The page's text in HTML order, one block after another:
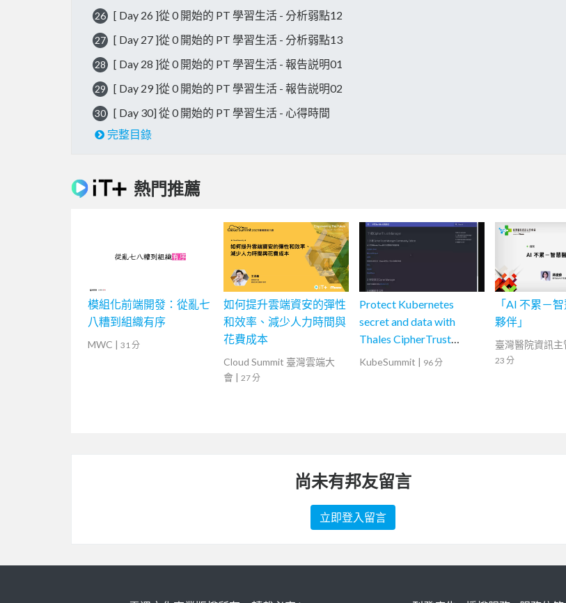
26 [ Day 26 ]從 0 開始的 PT 學習生活 - 分析弱點12
27 [ Day 27 ]從 0 開始的 PT 學習生活 - 分析弱點13
28 [ Day 28 ]從 0 開始的 PT 學習生活 - 報告説明01
29 [ Day 29 ]從 0 開始的 PT 學習生活 - 報告説明02
30
[ Day 30] 從 0 開始的 PT 學習生活 - 心得時間
完整目錄
熱門推薦
模組化前端開發：從亂七
八糟到組織有序
MWC | 31 分
如何提升雲端資安的彈性
和效率、減少人力時間與
花費成本
Cloud Summit 臺灣雲端大
會 | 27 分
Protect Kubernetes
secret and data with
Thales CipherTrust
Platform
KubeSummit | 96 分
「AI 不累－
夥伴」
臺灣醫院資訊主
23 分
尚未有邦友留言
立即登入留言